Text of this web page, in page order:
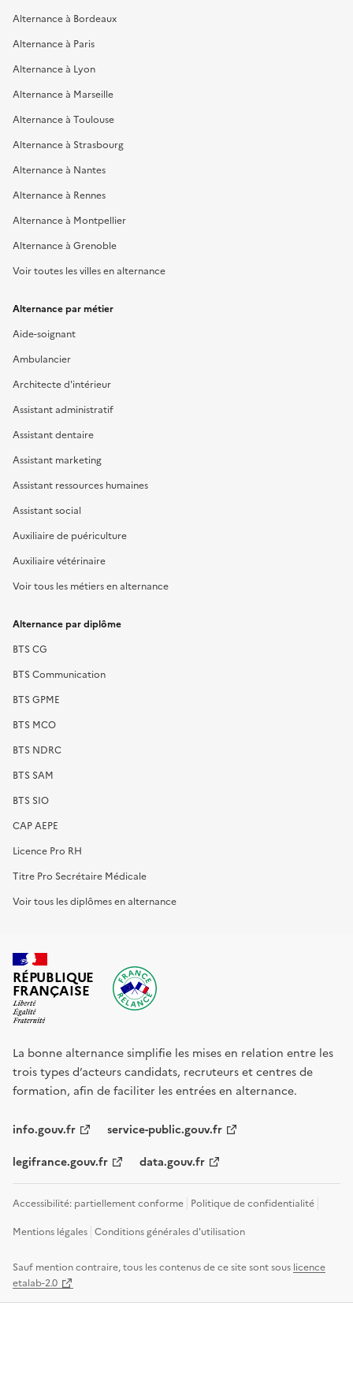
Alternance à Bordeaux
Alternance à Paris
Alternance à Lyon
Alternance à Marseille
Alternance à Toulouse
Alternance à Strasbourg
Alternance à Nantes
Alternance à Rennes
Alternance à Montpellier
Alternance à Grenoble
Voir toutes les villes en alternance
Alternance par métier
Aide-soignant
Ambulancier
Architecte d'intérieur
Assistant administratif
Assistant dentaire
Assistant marketing
Assistant ressources humaines
Assistant social
Auxiliaire de puériculture
Auxiliaire vétérinaire
Voir tous les métiers en alternance
Alternance par diplôme
BTS CG
BTS Communication
BTS GPME
BTS MCO
BTS NDRC
BTS SAM
BTS SIO
CAP AEPE
Licence Pro RH
Titre Pro Secrétaire Médicale
Voir tous les diplômes en alternance
RÉPUBLIQUE
FRANÇAISE
La bonne alternance simplifie les mises en relation entre les
trois types d’acteurs candidats, recruteurs et centres de
formation, afin de faciliter les entrées en alternance.
info.gouv.fr service-public.gouv.fr
legifrance.gouv.fr data.gouv.fr
Accessibilité: partiellement conforme Politique de confidentialité
Mentions légales Conditions générales d'utilisation
Sauf mention contraire, tous les contenus de ce site sont sous licence
etalab-2.0